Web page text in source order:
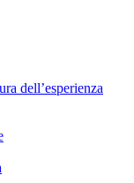
dell’esperienza